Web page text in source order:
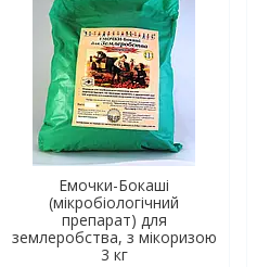
Емочки-Бокаші
(мікробіологічний
препарат) для
землеробства, з мікоризою
3 кг